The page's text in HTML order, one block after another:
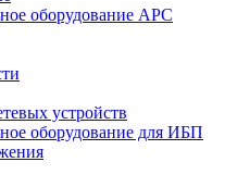
оборудование АРС
устройств
оборудование для ИБП